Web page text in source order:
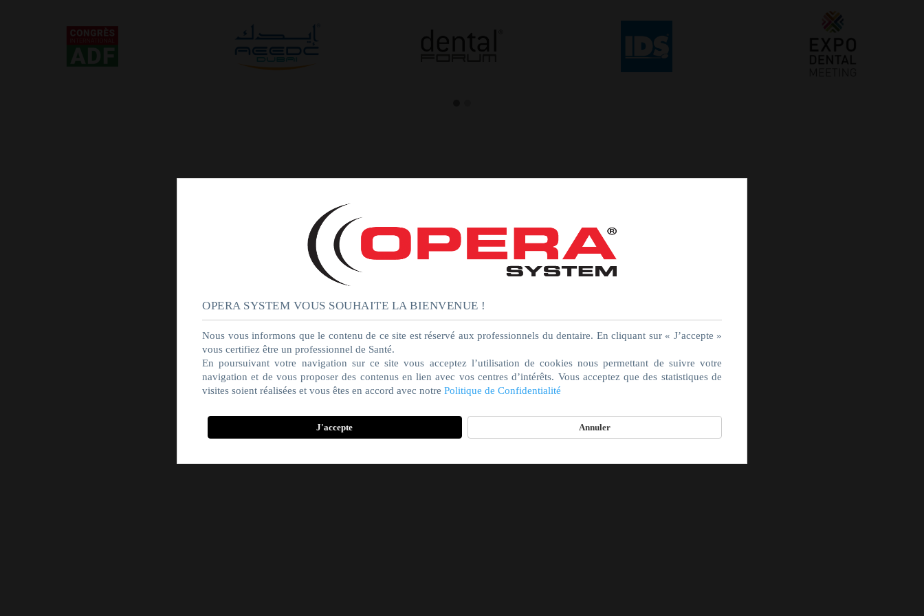
OPERA SYSTEM VOUS SOUHAITE LA BIENVENUE !
Nous vous informons que le contenu de ce site est réservé aux professionnels du dentaire. En cliquant sur « J’accepte »
vous certifiez être un professionnel de Santé.
En poursuivant votre navigation sur ce site vous acceptez l’utilisation de cookies nous permettant de suivre votre
navigation et de vous proposer des contenus en lien avec vos centres d’intérêts. Vous acceptez que des statistiques de
visites soient réalisées et vous êtes en accord avec notre Politique de Confidentialité
J'accepte Annuler